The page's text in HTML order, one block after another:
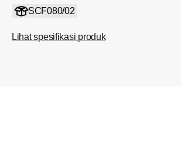
SCF080/02
Lihat spesifikasi produk